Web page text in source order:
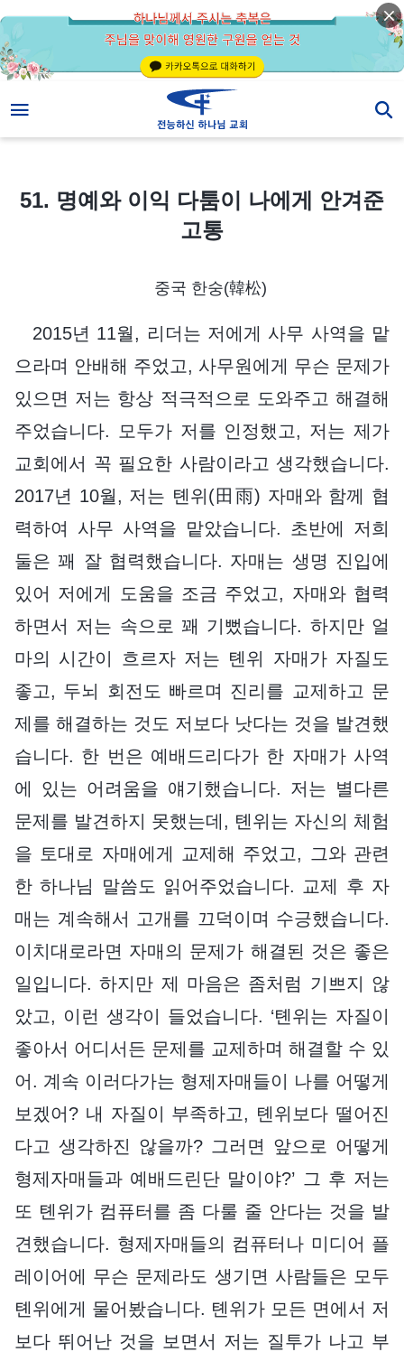
51. 명예와 이익 다툼이 나에게 안겨준 고통
51. 명예와 이익 다툼이 나에게 안겨준
고통
중국 한숭(韓松)
2015년 11월, 리더는 저에게 사무 사역을 맡
으라며 안배해 주었고, 사무원에게 무슨 문제가
있으면 저는 항상 적극적으로 도와주고 해결해
주었습니다. 모두가 저를 인정했고, 저는 제가
교회에서 꼭 필요한 사람이라고 생각했습니다.
2017년 10월, 저는 톈위(田雨) 자매와 함께 협
력하여 사무 사역을 맡았습니다. 초반에 저희
둘은 꽤 잘 협력했습니다. 자매는 생명 진입에
있어 저에게 도움을 조금 주었고, 자매와 협력
하면서 저는 속으로 꽤 기뻤습니다. 하지만 얼
마의 시간이 흐르자 저는 톈위 자매가 자질도
좋고, 두뇌 회전도 빠르며 진리를 교제하고 문
제를 해결하는 것도 저보다 낫다는 것을 발견했
습니다. 한 번은 예배드리다가 한 자매가 사역
에 있는 어려움을 얘기했습니다. 저는 별다른
문제를 발견하지 못했는데, 톈위는 자신의 체험
을 토대로 자매에게 교제해 주었고, 그와 관련
한 하나님 말씀도 읽어주었습니다. 교제 후 자
매는 계속해서 고개를 끄덕이며 수긍했습니다.
이치대로라면 자매의 문제가 해결된 것은 좋은
일입니다. 하지만 제 마음은 좀처럼 기쁘지 않
았고, 이런 생각이 들었습니다. ‘톈위는 자질이
좋아서 어디서든 문제를 교제하며 해결할 수 있
어. 계속 이러다가는 형제자매들이 나를 어떻게
보겠어? 내 자질이 부족하고, 톈위보다 떨어진
다고 생각하진 않을까? 그러면 앞으로 어떻게
형제자매들과 예배드린단 말이야?’ 그 후 저는
또 톈위가 컴퓨터를 좀 다룰 줄 안다는 것을 발
견했습니다. 형제자매들의 컴퓨터나 미디어 플
레이어에 무슨 문제라도 생기면 사람들은 모두
톈위에게 물어봤습니다. 톈위가 모든 면에서 저
보다 뛰어난 것을 보면서 저는 질투가 나고 부